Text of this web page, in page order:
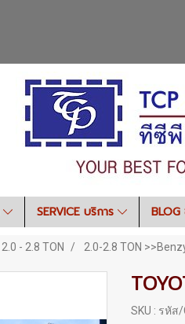
SERVICE บริการ
2.0 - 2.8 TON 2.0-2.8 TON
SKU : รหัส/